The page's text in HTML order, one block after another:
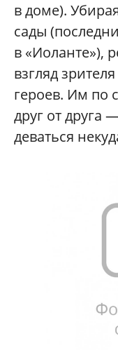
в доме).
сады
в «Иоланте»),
взгляд
героев. Им по
друг от друга
деваться